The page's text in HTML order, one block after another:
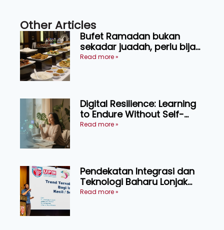
Other Articles
Bufet Ramadan bukan
sekadar juadah, perlu bijak
memilih dan selamat
Read more »
Digital Resilience: Learning
to Endure Without Self-
Pressure
Read more »
Pendekatan Integrasi dan
Teknologi Baharu Lonjak
Produktiviti Ternakan
Read more »